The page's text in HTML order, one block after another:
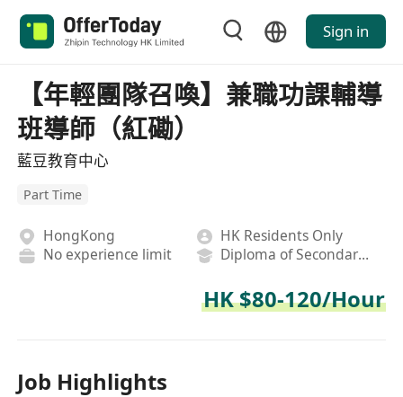
Sign in
【年輕團隊召喚】兼職功課輔導
班導師（紅磡）
藍豆教育中心
Part Time
HongKong
HK Residents Only
No experience limit
Diploma of Secondary School
HK $80-120/Hour
Job Highlights